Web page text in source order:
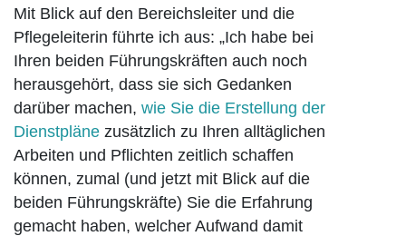
Mit Blick auf den Bereichsleiter und die
Pflegeleiterin führte ich aus: „Ich habe bei
Ihren beiden Führungskräften auch noch
herausgehört, dass sie sich Gedanken
darüber machen, wie Sie die Erstellung der
Dienstpläne zusätzlich zu Ihren alltäglichen
Arbeiten und Pflichten zeitlich schaffen
können, zumal (und jetzt mit Blick auf die
beiden Führungskräfte) Sie die Erfahrung
gemacht haben, welcher Aufwand damit